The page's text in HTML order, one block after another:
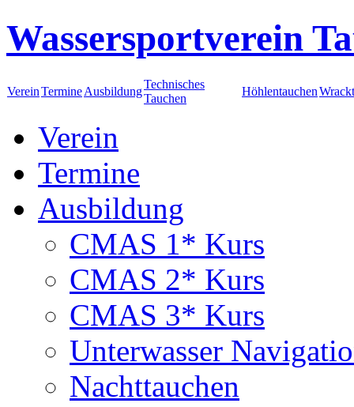
Wassersportverein
VereinTermineAusbildung
Technisches
Tauchen
Höhlentauchen
Verein
Termine
Ausbildung
CMAS 1* Kurs
CMAS 2* Kurs
CMAS 3* Kurs
Unterwasser
Nachttauchen